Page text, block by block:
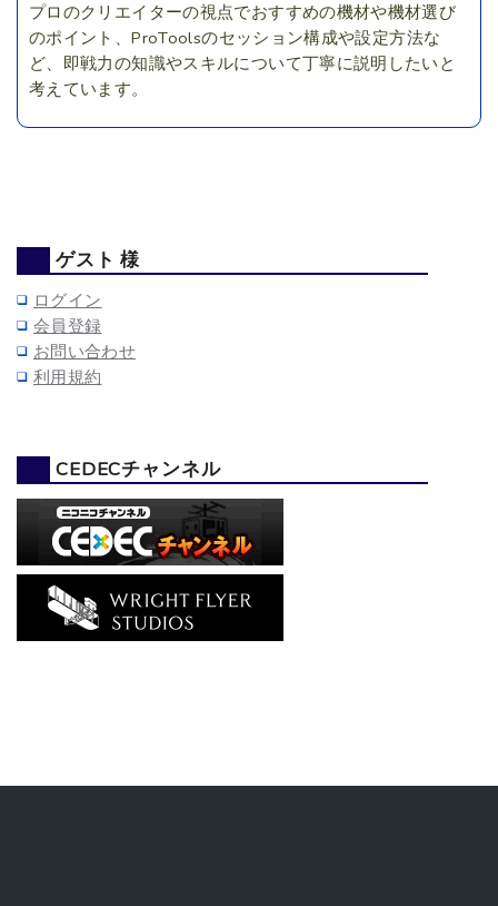
プロのクリエイターの視点でおすすめの機材や機材選び
のポイント、ProToolsのセッション構成や設定方法な
ど、即戦力の知識やスキルについて丁寧に説明したいと
考えています。
ゲスト 様
ログイン
会員登録
お問い合わせ
利用規約
CEDECチャンネル